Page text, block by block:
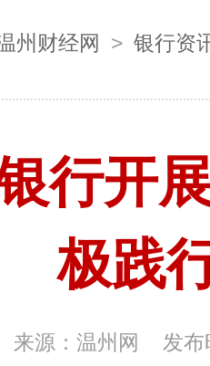
州财经网 > 银行资
行开
极践
来源：温州网 发布